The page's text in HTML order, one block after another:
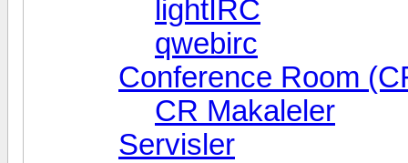
lightIRC
qwebirc
Conference Room
CR Makaleler
Servisler